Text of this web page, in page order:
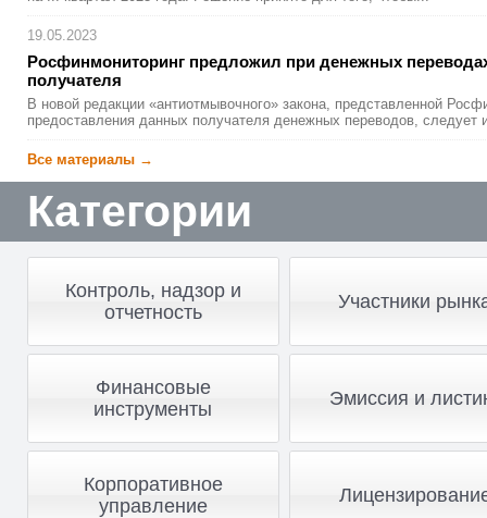
19.05.2023
Росфинмони­торинг предложил при денежных
получателя
В новой редакции «антиотмывочного» закона, представленной
предоставления данных получателя денежных переводов, следует
Все материалы →
Категории
Контроль, надзор и
отчетность
Участники
Финансовые
инструменты
Эмиссия и
Корпоративное
управление